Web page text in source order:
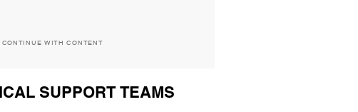
CONTINUE WITH CONTENT
SUPPORT TEAMS